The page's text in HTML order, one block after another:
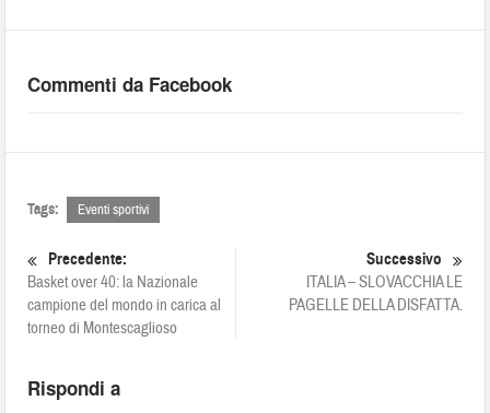
Commenti da Facebook
Tags: Eventi sportivi
Precedente:
Basket over 40: la Nazionale
campione del mondo in carica al
torneo di Montescaglioso
Successivo
ITALIA – SLOVACCHIA LE
PAGELLE DELLA DISFATTA.
Rispondi a